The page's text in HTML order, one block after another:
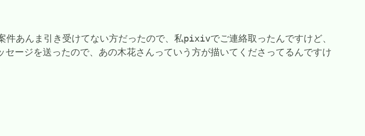
あんま引き受けてない方だったので、私pixivでご連絡取ったんですけど、
ージを送ったので、あの木花さんっていう方が描いてくださってるんですけ